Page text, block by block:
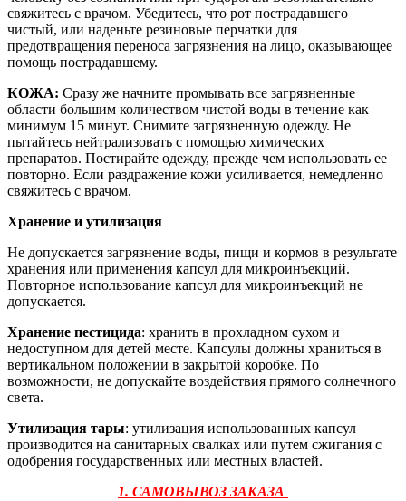
свяжитесь с врачом. Убедитесь, что рот пострадавшего
чистый, или наденьте резиновые перчатки для
предотвращения переноса загрязнения на лицо, оказывающее
помощь пострадавшему.
КОЖА: Сразу же начните промывать все загрязненные
области большим количеством чистой воды в течение как
минимум 15 минут. Снимите загрязненную одежду. Не
пытайтесь нейтрализовать с помощью химических
препаратов. Постирайте одежду, прежде чем использовать ее
повторно. Если раздражение кожи усиливается, немедленно
свяжитесь с врачом.
Хранение и утилизация
Не допускается загрязнение воды, пищи и кормов в результате
хранения или применения капсул для микроинъекций.
Повторное использование капсул для микроинъекций не
допускается.
Хранение пестицида: хранить в прохладном сухом и
недоступном для детей месте. Капсулы должны храниться в
вертикальном положении в закрытой коробке. По
возможности, не допускайте воздействия прямого солнечного
света.
Утилизация тары: утилизация использованных капсул
производится на санитарных свалках или путем сжигания с
одобрения государственных или местных властей.
1. САМОВЫВОЗ ЗАКАЗА